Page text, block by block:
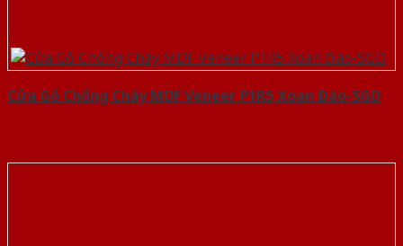
Cửa Gỗ Chống Cháy MDF Veneer P1R5 Xoan Đào-SGD